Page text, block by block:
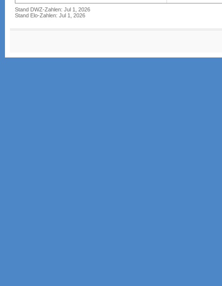
Stand DWZ-Zahlen: Jul 1, 2026
Stand Elo-Zahlen: Jul 1, 2026